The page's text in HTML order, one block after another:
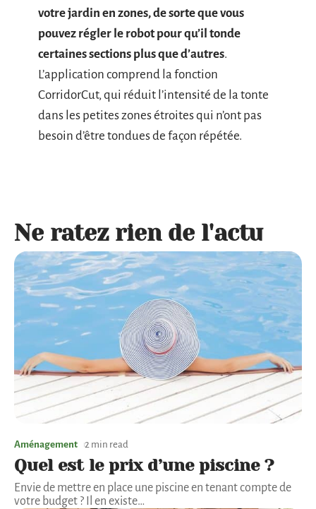
votre jardin en zones, de sorte que vous
pouvez régler le robot pour qu’il tonde
certaines sections plus que d’autres.
L’application comprend la fonction
CorridorCut, qui réduit l’intensité de la tonte
dans les petites zones étroites qui n’ont pas
besoin d’être tondues de façon répétée.
Ne ratez rien de l'actu
Aménagement 2 min read
Quel est le prix d’une piscine ?
Envie de mettre en place une piscine en tenant compte de
votre budget ? Il en existe…